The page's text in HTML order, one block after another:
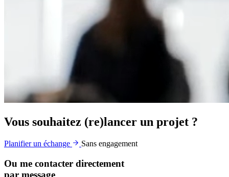
Vous souhaitez (re)lancer un projet ?
Planifier un échange Sans engagement
Ou me contacter directement
par message